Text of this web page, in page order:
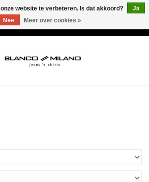
website te verbeteren. Is dat akkoord?
Ja
Nee
Meer over cookies »